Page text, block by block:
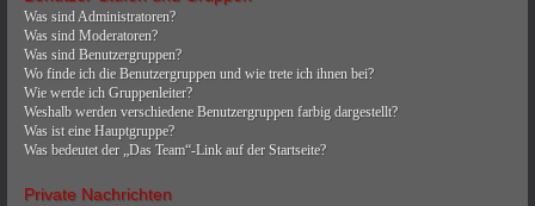
Was sind Administratoren?
Was sind Moderatoren?
Was sind Benutzergruppen?
Wo finde ich die Benutzergruppen und wie trete ich ihnen bei?
Wie werde ich Gruppenleiter?
Weshalb werden verschiedene Benutzergruppen farbig dargestellt?
Was ist eine Hauptgruppe?
Was bedeutet der „Das Team“-Link auf der Startseite?
Private Nachrichten